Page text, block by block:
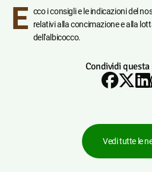
E cco i consigli e le indicazioni del
relativi alla concimazione e alla
dell'albicocco.
Condividi
Vedi tutte le